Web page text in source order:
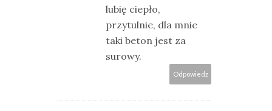
lubię ciepło,
przytulnie, dla mnie
taki beton jest za
surowy.
Odpowiedz